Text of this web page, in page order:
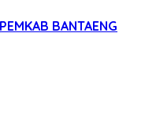
PEMKAB BANTAENG